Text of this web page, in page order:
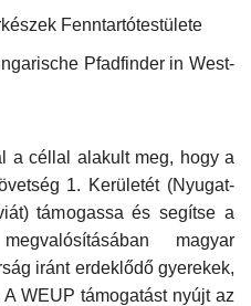
Fenntartótestülete
Pfadfinder in West-
a céllal alakult meg, hogy a
1. Kerületét (Nyugat-
támogassa és segítse a
magyar
iránt erdeklődő gyerekek,
WEUP támogatást nyújt az